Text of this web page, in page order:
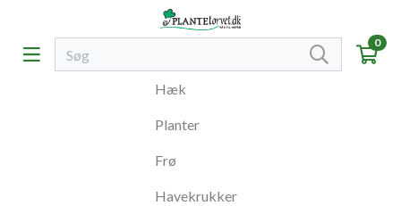
0
Hæk
Planter
Frø
Havekrukker